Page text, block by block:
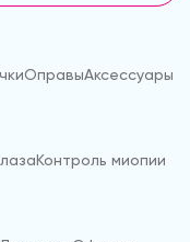
ОправыАксессуары
Контроль миопии